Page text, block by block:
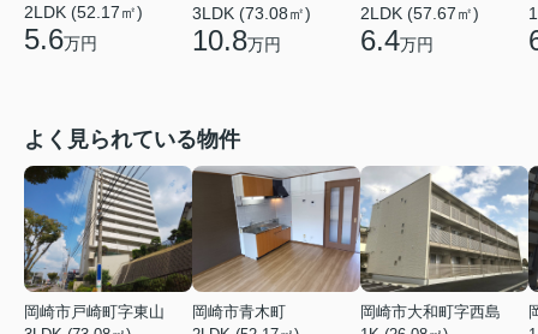
2LDK (52.17㎡)
5.6万円
3LDK (73.08㎡)
10.8万円
2LDK (57.67㎡)
6.4万円
よく見られている物件
岡崎市戸崎町字東山
岡崎市青木町
岡崎市大和町字西島